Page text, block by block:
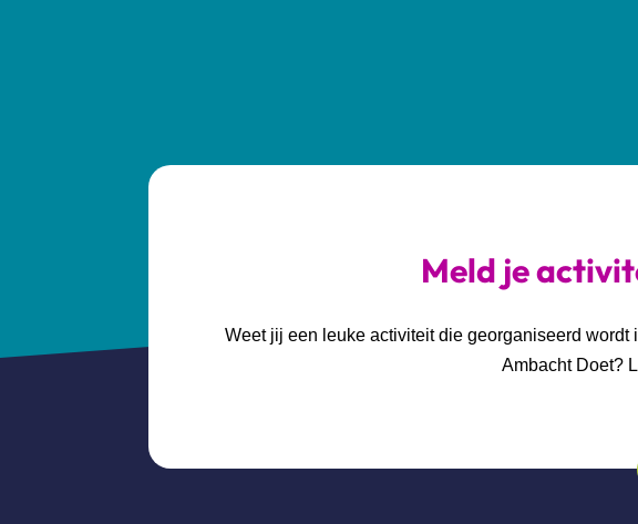
Meld je
Weet jij een leuke activiteit die georganiseerd
Ambacht Doet?